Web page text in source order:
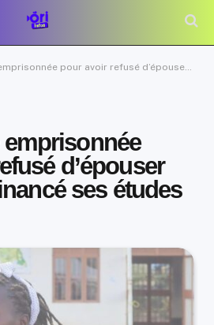
pour avoir refusé d’épouser celui qui a financé ses études
d’épouser
ses études